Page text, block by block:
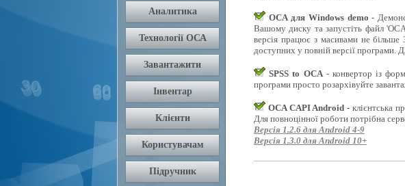
OCA для Windows demo -
Вашому диску та запустіть файл
версія працює з масивами не більше
доступних у повній версії програми.
SPSS to OCA- конвертор із
програми просто розархівуйте
OCA CAPI Android - клієнтська
Для повноцінної роботи потрібна
Версія 1.2.6 для Android 4-9
Версія 1.3.0 для Android 10+